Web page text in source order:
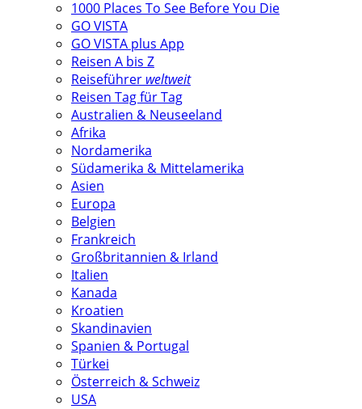
1000 Places To See Before You Die
GO VISTA
GO VISTA plus App
Reisen A bis Z
Reiseführer weltweit
Reisen Tag für Tag
Australien & Neuseeland
Afrika
Nordamerika
Südamerika & Mittelamerika
Asien
Europa
Belgien
Frankreich
Großbritannien & Irland
Italien
Kanada
Kroatien
Skandinavien
Spanien & Portugal
Türkei
Österreich & Schweiz
USA